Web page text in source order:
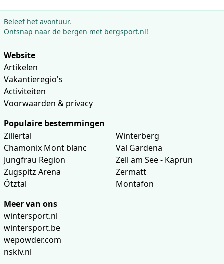
Beleef het avontuur.
Ontsnap naar de bergen met bergsport.nl!
Website
Artikelen
Vakantieregio's
Activiteiten
Voorwaarden & privacy
Populaire bestemmingen
Zillertal
Chamonix Mont blanc
Jungfrau Region
Zugspitz Arena
Ötztal
Winterberg
Val Gardena
Zell am See - Kaprun
Zermatt
Montafon
Meer van ons
wintersport.nl
wintersport.be
wepowder.com
nskiv.nl